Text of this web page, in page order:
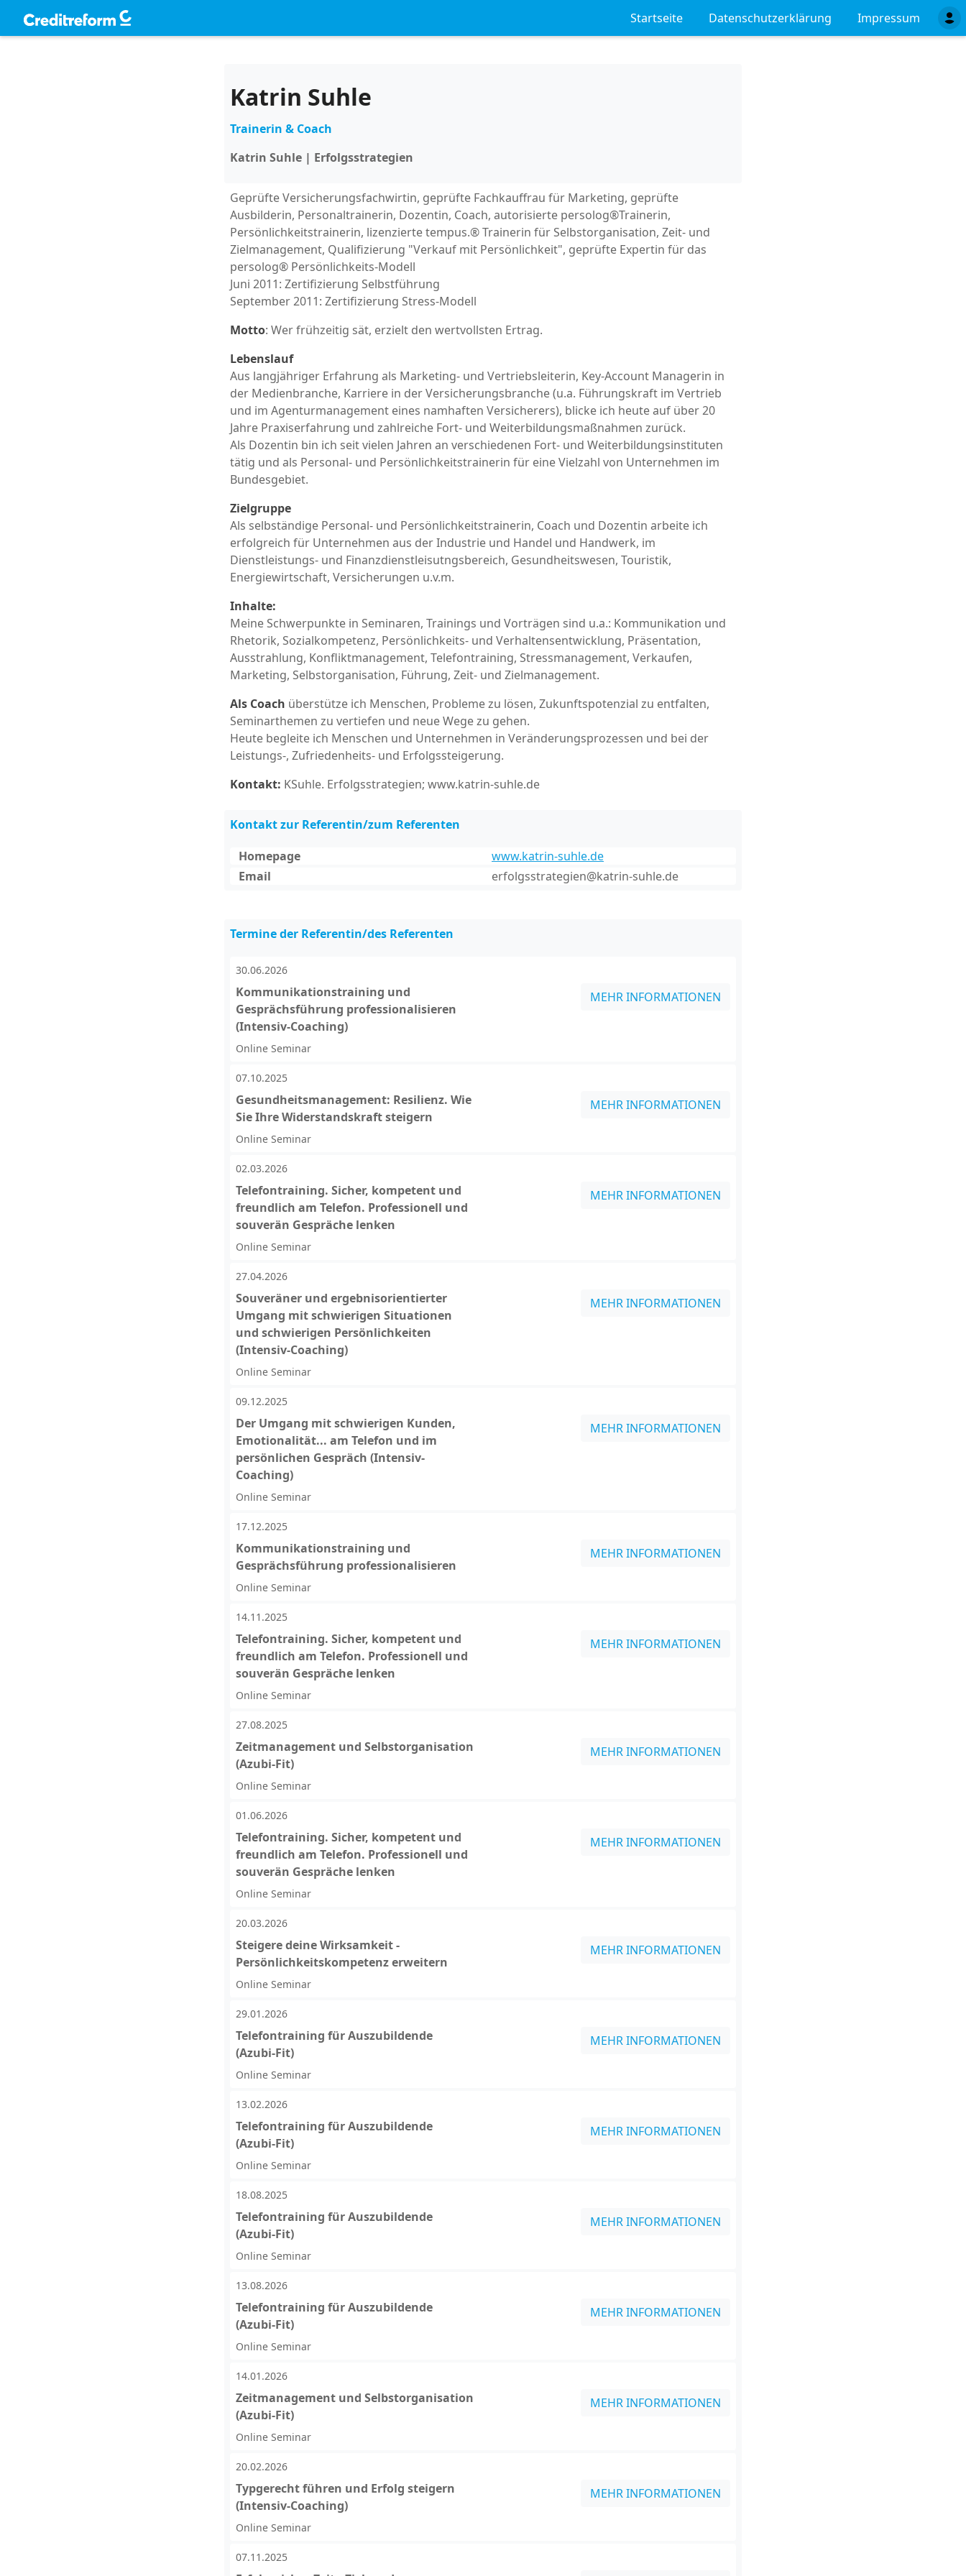
Startseite Datenschutzerklärung Impressum
Katrin Suhle
Trainerin & Coach
Katrin Suhle | Erfolgsstrategien
Geprüfte Versicherungsfachwirtin, geprüfte Fachkauffrau für Marketing, geprüfte
Ausbilderin, Personaltrainerin, Dozentin, Coach, autorisierte persolog®Trainerin,
Persönlichkeitstrainerin, lizenzierte tempus.® Trainerin für Selbstorganisation, Zeit- und
Zielmanagement, Qualifizierung "Verkauf mit Persönlichkeit", geprüfte Expertin für das
persolog® Persönlichkeits-Modell
Juni 2011: Zertifizierung Selbstführung
September 2011: Zertifizierung Stress-Modell
Motto: Wer frühzeitig sät, erzielt den wertvollsten Ertrag.
Lebenslauf
Aus langjähriger Erfahrung als Marketing- und Vertriebsleiterin, Key-Account Managerin in
der Medienbranche, Karriere in der Versicherungsbranche (u.a. Führungskraft im Vertrieb
und im Agenturmanagement eines namhaften Versicherers), blicke ich heute auf über 20
Jahre Praxiserfahrung und zahlreiche Fort- und Weiterbildungsmaßnahmen zurück.
Als Dozentin bin ich seit vielen Jahren an verschiedenen Fort- und Weiterbildungsinstituten
tätig und als Personal- und Persönlichkeitstrainerin für eine Vielzahl von Unternehmen im
Bundesgebiet.
Zielgruppe
Als selbständige Personal- und Persönlichkeitstrainerin, Coach und Dozentin arbeite ich
erfolgreich für Unternehmen aus der Industrie und Handel und Handwerk, im
Dienstleistungs- und Finanzdienstleisutngsbereich, Gesundheitswesen, Touristik,
Energiewirtschaft, Versicherungen u.v.m.
Inhalte:
Meine Schwerpunkte in Seminaren, Trainings und Vorträgen sind u.a.: Kommunikation und
Rhetorik, Sozialkompetenz, Persönlichkeits- und Verhaltensentwicklung, Präsentation,
Ausstrahlung, Konfliktmanagement, Telefontraining, Stressmanagement, Verkaufen,
Marketing, Selbstorganisation, Führung, Zeit- und Zielmanagement.
Als Coach überstütze ich Menschen, Probleme zu lösen, Zukunftspotenzial zu entfalten,
Seminarthemen zu vertiefen und neue Wege zu gehen.
Heute begleite ich Menschen und Unternehmen in Veränderungsprozessen und bei der
Leistungs-, Zufriedenheits- und Erfolgssteigerung.
Kontakt: KSuhle. Erfolgsstrategien; www.katrin-suhle.de
Kontakt zur Referentin/zum Referenten
Homepage
www.katrin-suhle.de
Email
erfolgsstrategien@katrin-suhle.de
Termine der Referentin/des Referenten
30.06.2026
Kommunikationstraining und
Gesprächsführung professionalisieren
(Intensiv-Coaching)
MEHR INFORMATIONEN
Online Seminar
07.10.2025
Gesundheitsmanagement: Resilienz. Wie
Sie Ihre Widerstandskraft steigern
MEHR INFORMATIONEN
Online Seminar
02.03.2026
Telefontraining. Sicher, kompetent und
freundlich am Telefon. Professionell und
souverän Gespräche lenken
MEHR INFORMATIONEN
Online Seminar
27.04.2026
Souveräner und ergebnisorientierter
Umgang mit schwierigen Situationen
und schwierigen Persönlichkeiten
(Intensiv-Coaching)
MEHR INFORMATIONEN
Online Seminar
09.12.2025
Der Umgang mit schwierigen Kunden,
Emotionalität... am Telefon und im
persönlichen Gespräch (Intensiv-
Coaching)
MEHR INFORMATIONEN
Online Seminar
17.12.2025
Kommunikationstraining und
Gesprächsführung professionalisieren
MEHR INFORMATIONEN
Online Seminar
14.11.2025
Telefontraining. Sicher, kompetent und
freundlich am Telefon. Professionell und
souverän Gespräche lenken
MEHR INFORMATIONEN
Online Seminar
27.08.2025
Zeitmanagement und Selbstorganisation
(Azubi-Fit)
MEHR INFORMATIONEN
Online Seminar
01.06.2026
Telefontraining. Sicher, kompetent und
freundlich am Telefon. Professionell und
souverän Gespräche lenken
MEHR INFORMATIONEN
Online Seminar
20.03.2026
Steigere deine Wirksamkeit -
Persönlichkeitskompetenz erweitern
MEHR INFORMATIONEN
Online Seminar
29.01.2026
Telefontraining für Auszubildende
(Azubi-Fit)
MEHR INFORMATIONEN
Online Seminar
13.02.2026
Telefontraining für Auszubildende
(Azubi-Fit)
MEHR INFORMATIONEN
Online Seminar
18.08.2025
Telefontraining für Auszubildende
(Azubi-Fit)
MEHR INFORMATIONEN
Online Seminar
13.08.2026
Telefontraining für Auszubildende
(Azubi-Fit)
MEHR INFORMATIONEN
Online Seminar
14.01.2026
Zeitmanagement und Selbstorganisation
(Azubi-Fit)
MEHR INFORMATIONEN
Online Seminar
20.02.2026
Typgerecht führen und Erfolg steigern
(Intensiv-Coaching)
MEHR INFORMATIONEN
Online Seminar
07.11.2025